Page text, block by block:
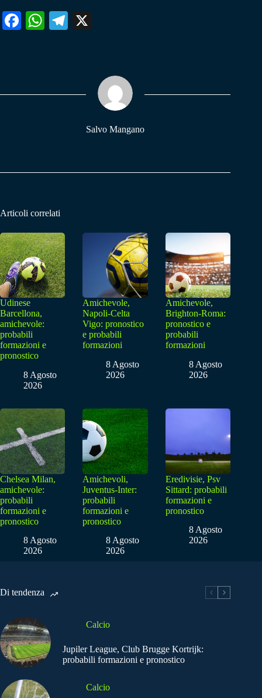
Fa W
pp
Te
m
Salvo Mangano
Articoli correlati
Udinese
Barcellona,
amichevole:
probabili
formazioni e
pronostico
8 Agosto
2026
Amichevole,
Napoli-Celta
Vigo: pronostico
e probabili
formazioni
8 Agosto
2026
Amichevole,
Brighton-Roma:
pronostico e
probabili
formazioni
8 Agosto
2026
Chelsea Milan,
amichevole:
probabili
formazioni e
pronostico
8 Agosto
2026
Amichevoli,
Juventus-Inter:
probabili
formazioni e
pronostico
8 Agosto
2026
Eredivisie, Psv
Sittard: probabili
formazioni e
pronostico
8 Agosto
2026
Di tendenza
Calcio
Jupiler League, Club Brugge Kortrijk:
probabili formazioni e pronostico
Calcio